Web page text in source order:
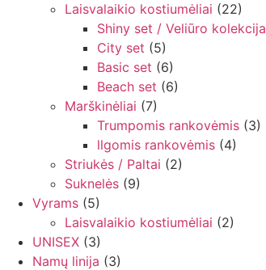
Laisvalaikio kostiumėliai (22)
Shiny set / Veliūro kolekcija
City set (5)
Basic set (6)
Beach set (6)
Marškinėliai (7)
Trumpomis rankovėmis (3)
llgomis rankovėmis (4)
Striukės / Paltai (2)
Suknelės (9)
Vyrams (5)
Laisvalaikio kostiumėliai (2)
UNISEX (3)
Namų linija (3)